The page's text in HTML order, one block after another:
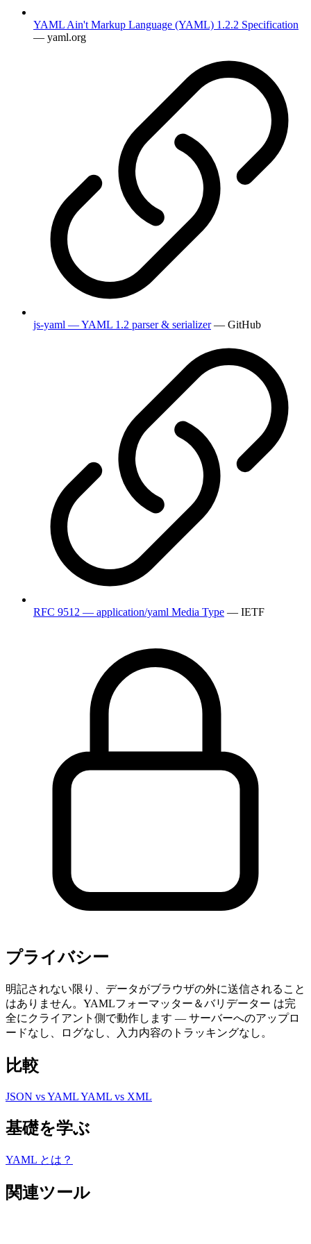
YAML Ain't Markup Language (YAML) 1.2.2 Specification
— yaml.org
js-yaml — YAML 1.2 parser & serializer — GitHub
RFC 9512 — application/yaml Media Type — IETF
プライバシー
明記されない限り、データがブラウザの外に送信されること
はありません。YAMLフォーマッター＆バリデーター は完
全にクライアント側で動作します — サーバーへのアップロ
ードなし、ログなし、入力内容のトラッキングなし。
比較
JSON vs YAMLYAML vs XML
基礎を学ぶ
YAML とは？
関連ツール